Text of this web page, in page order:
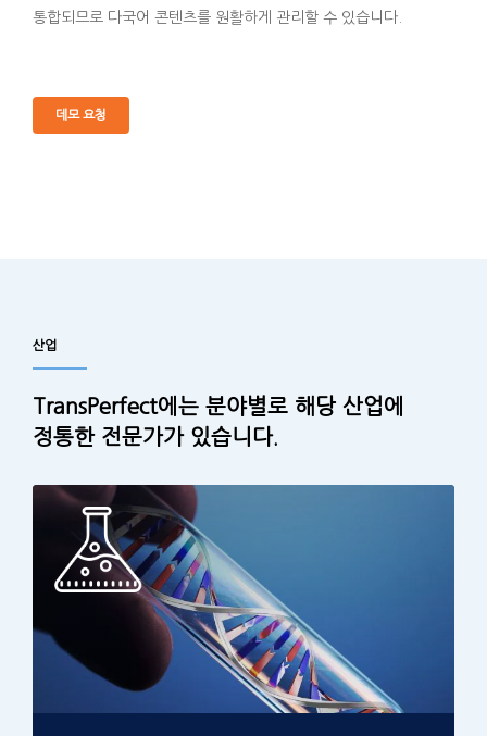
통합되므로 다국어 콘텐츠를 원활하게 관리할 수 있습니다.
데모 요청
산업
TransPerfect에는 분야별로 해당 산업에
정통한 전문가가 있습니다.